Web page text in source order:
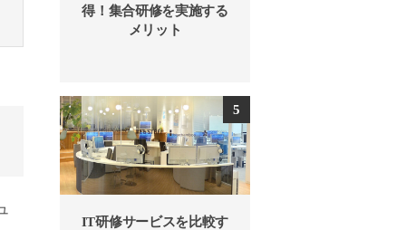
得！集合研修を実施する
メリット
IT研修サービスを比較す